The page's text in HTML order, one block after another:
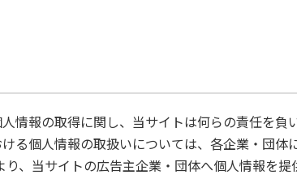
情報の取得に関し、当サイトは何らの責任を
る個人情報の取扱いについては、各企業・団体
、当サイトの広告主企業・団体へ個人情報を提